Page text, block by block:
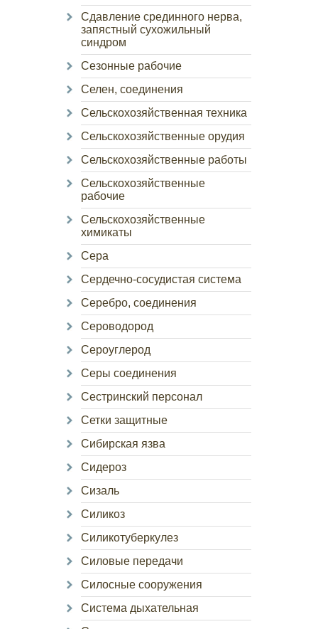
Сдавление срединного нерва,
запястный сухожильный
синдром
Сезонные рабочие
Селен, соединения
Сельскохозяйственная техника
Сельскохозяйственные орудия
Сельскохозяйственные работы
Сельскохозяйственные
рабочие
Сельскохозяйственные
химикаты
Сера
Сердечно-сосудистая система
Серебро, соединения
Сероводород
Сероуглерод
Серы соединения
Сестринский персонал
Сетки защитные
Сибирская язва
Сидероз
Сизаль
Силикоз
Силикотуберкулез
Силовые передачи
Силосные сооружения
Система дыхательная